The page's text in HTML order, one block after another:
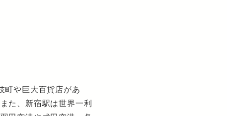
町や巨大百貨店があ
た、新宿駅は世界一利